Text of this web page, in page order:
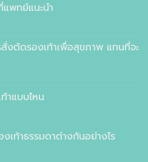
พทย์แนะนำ
ตัดรองเท้าเพื่อสุขภาพ แทนที่จะ
าแบบไหน
เท้าธรรมดาต่างกันอย่างไร